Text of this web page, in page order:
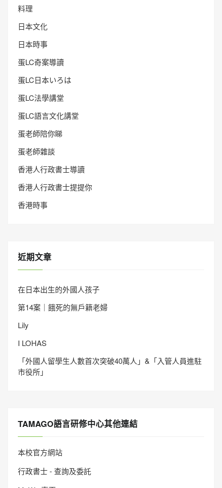
料理
日本文化
日本時事
蛋LC奇案導讀
蛋LC日本いろは
蛋LC法學講堂
蛋LC語言文化講堂
蛋老師陪你睇
蛋老師雜談
香港人行政書士導讀
香港人行政書士提提你
香港時事
近期文章
在日本出生的外國人孩子
第14案｜餓死的無戶籍老婦
Lily
I LOHAS
「外國人留學生人數首次突破40萬人」&「入管人員進駐
市役所」
TAMAGO語言研修中心其他連結
本校官方網站
行政書士 - 查詢及委託